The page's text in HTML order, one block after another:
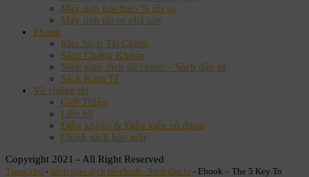
Máy tính Lot theo % rủi ro
Máy tính rủi ro phá sản
Ebook
Kho Sách Tài Chính
Sách Chứng Khoán
Sách giao dịch tài chính – Sách đầu tư
Sách Kinh Tế
Về chúng tôi
Giới Thiệu
Liên hệ
Điều khoản & Điều kiện sử dụng
Chính sách bảo mật
Copyright 2021 - All Right Reserved
Trang chủ - Sách giao dịch tài chính - Sách đầu tư - Ebook – The 5 Key To